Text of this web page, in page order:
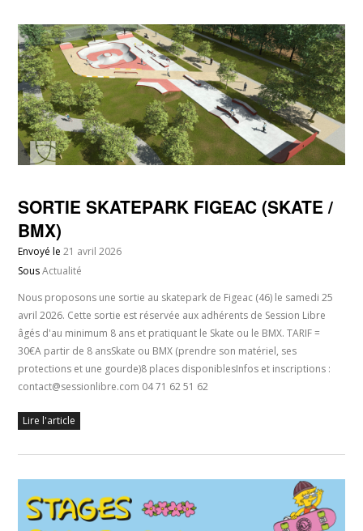
SORTIE SKATEPARK FIGEAC (SKATE /
BMX)
Envoyé le21 avril 2026
SousActualité
Nous proposons une sortie au skatepark de Figeac (46) le samedi 25
avril 2026. Cette sortie est réservée aux adhérents de Session Libre
âgés d'au minimum 8 ans et pratiquant le Skate ou le BMX. TARIF =
30€A partir de 8 ansSkate ou BMX (prendre son matériel, ses
protections et une gourde)8 places disponiblesInfos et inscriptions :
contact@sessionlibre.com 04 71 62 51 62
Lire l'article